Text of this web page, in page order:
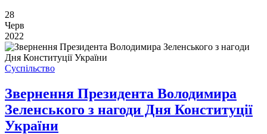
28
Черв
2022
Суспільство
Звернення Президента Володимира
Зеленського з нагоди Дня Конституції
України